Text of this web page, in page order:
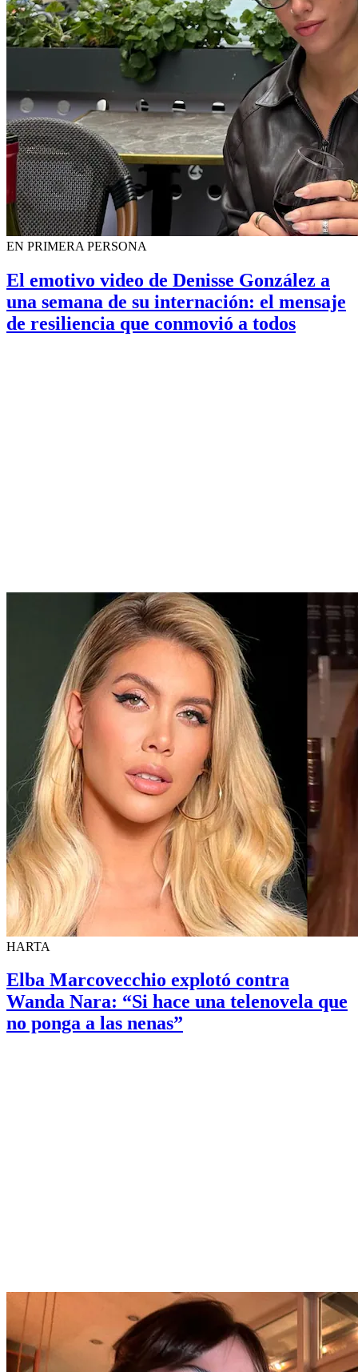
EN PRIMERA PERSONA
El emotivo video de Denisse González a
una semana de su internación: el mensaje
de resiliencia que conmovió a todos
HARTA
Elba Marcovecchio explotó contra
Wanda Nara: “Si hace una telenovela que
no ponga a las nenas”